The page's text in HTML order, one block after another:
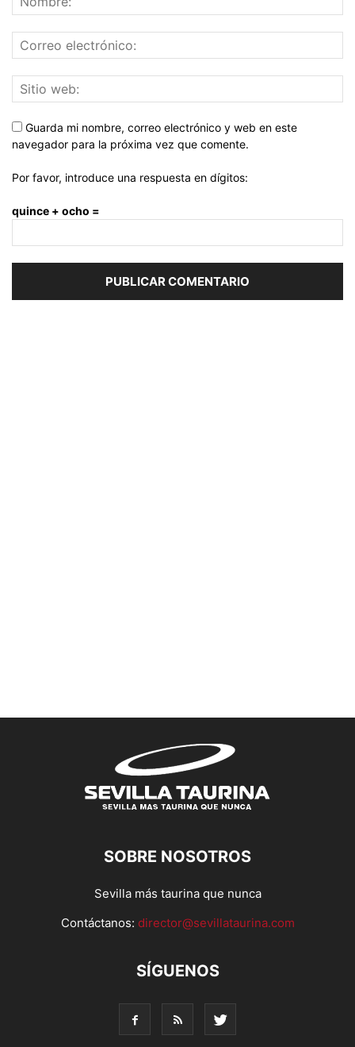
Guarda mi nombre, correo electrónico y web en este
navegador para la próxima vez que comente.
Por favor, introduce una respuesta en dígitos:
quince + ocho =
SOBRE NOSOTROS
Sevilla más taurina que nunca
Contáctanos: director@sevillataurina.com
SÍGUENOS